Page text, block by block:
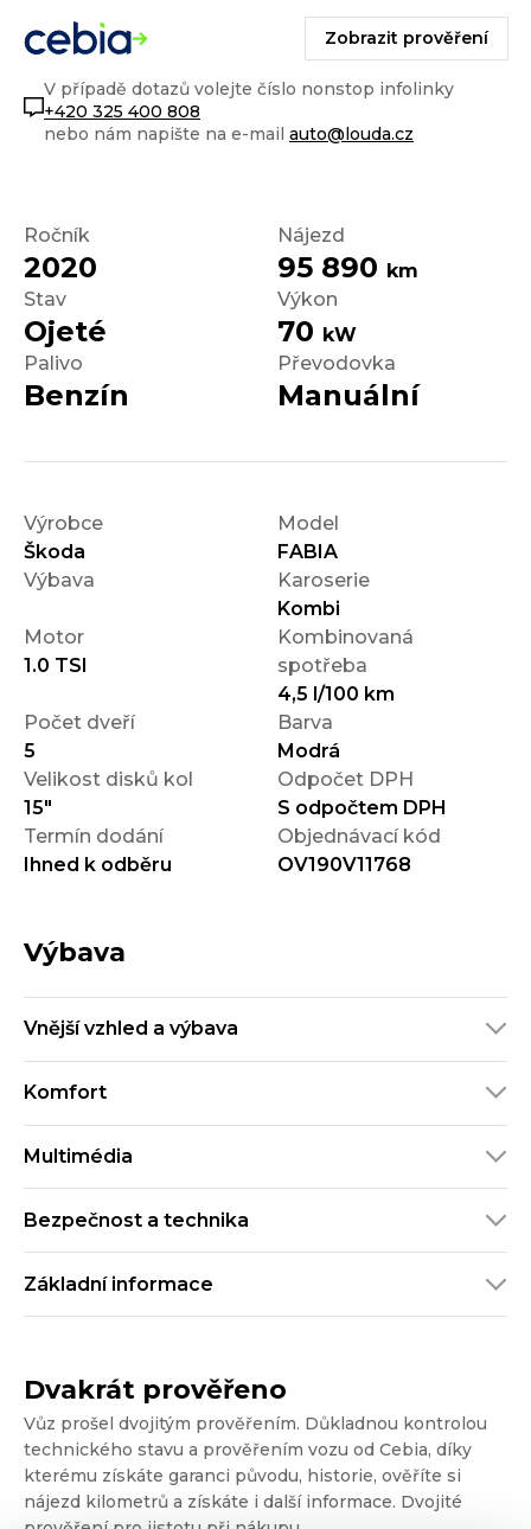
Ročník
2020
Nájezd
95 890 km
Stav
Ojeté
Výkon
70 kW
Palivo
Benzín
Převodovka
Manuální
Výrobce
Škoda
Model
FABIA
Výbava
Karoserie
Kombi
Motor
1.0 TSI
Kombinovaná
spotřeba
4,5 l/100 km
Počet dveří
5
Barva
Modrá
Velikost disků kol
15"
Odpočet DPH
S odpočtem DPH
Termín dodání
Ihned k odběru
Objednávací kód
OV190V11768
Výbava
Vnější vzhled a výbava
Komfort
Multimédia
Bezpečnost a technika
Základní informace
Dvakrát prověřeno
Vůz prošel dvojitým prověřením. Důkladnou kontrolou
technického stavu a prověřením vozu od Cebia, díky
kterému získáte garanci původu, historie, ověříte si
nájezd kilometrů a získáte i další informace. Dvojité
Zobrazit prověření
V případě dotazů volejte číslo nonstop infolinky
+420 325 400 808
nebo nám napište na e-mail auto@louda.cz